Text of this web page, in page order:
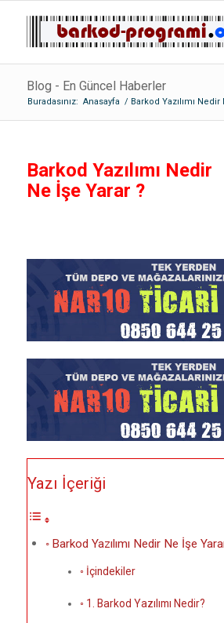
Blog - En Güncel Haberler
Buradasınız: Anasayfa / Barkod Yazılımı
Barkod Yazılımı Nedir
Ne İşe Yarar ?
Yazı İçeriği
Barkod Yazılımı Nedir Ne İşe
İçindekiler
1. Barkod Yazılımı Nedir?